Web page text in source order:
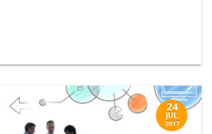
24
JUL
2017